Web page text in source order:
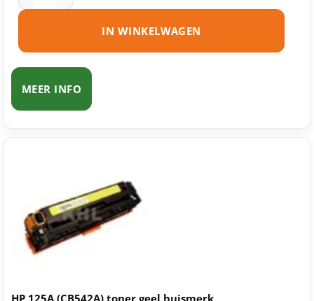
IN WINKELWAGEN
MEER INFO